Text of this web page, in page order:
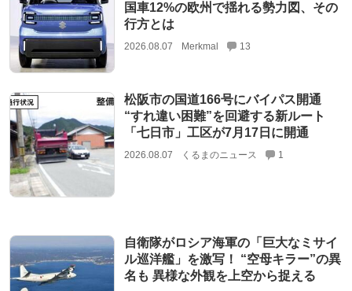
国車12%の欧州で揺れる勢力図、その
行方とは
2026.08.07 Merkmal 13
松阪市の国道166号にバイパス開通
“すれ違い困難”を回避する新ルート
「七日市」工区が7月17日に開通
2026.08.07 くるまのニュース 1
自衛隊がロシア海軍の「巨大なミサイ
ル巡洋艦」を激写！ “空母キラー”の異
名も 異様な外観を上空から捉える